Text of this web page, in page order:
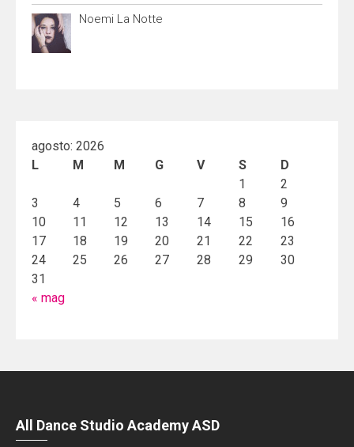
Noemi La Notte
agosto: 2026
L
M M G V S D
« mag
1
2
3
4 5 6 7 8
9
10
11 12 13 14 15
16
17
18 19 20 21 22
23
24
25 26 27 28 29
30
31
All Dance Studio Academy ASD